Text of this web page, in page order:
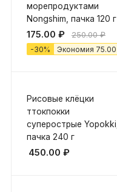
морепродуктами
Nongshim, пачка 120 г
175.00 ₽ 250.00₽
-30% Экономия 75.00
Рисовые клёцки
ттокпокки
суперострые Yopokki,
пачка 240 г
450.00 ₽